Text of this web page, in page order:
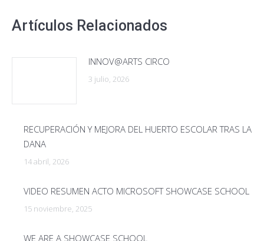
Artículos Relacionados
INNOV@ARTS CIRCO
3 julio, 2026
RECUPERACIÓN Y MEJORA DEL HUERTO ESCOLAR TRAS LA
DANA
14 abril, 2026
VIDEO RESUMEN ACTO MICROSOFT SHOWCASE SCHOOL
15 noviembre, 2025
WE ARE A SHOWCASE SCHOOL